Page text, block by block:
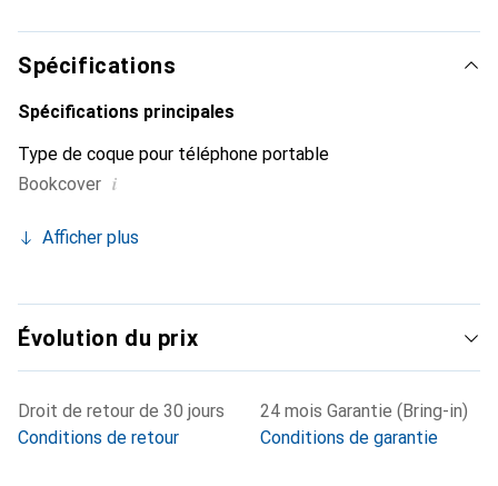
produits, la marque Noreve est un choix sûr pour une
clientèle exigeante.
Spécifications
Spécifications principales
Type de coque pour téléphone portable
Bookcover i
Afficher plus
Évolution du prix
Droit de retour de 30 jours
Conditions de retour
24 mois Garantie (Bring-in)
Conditions de garantie